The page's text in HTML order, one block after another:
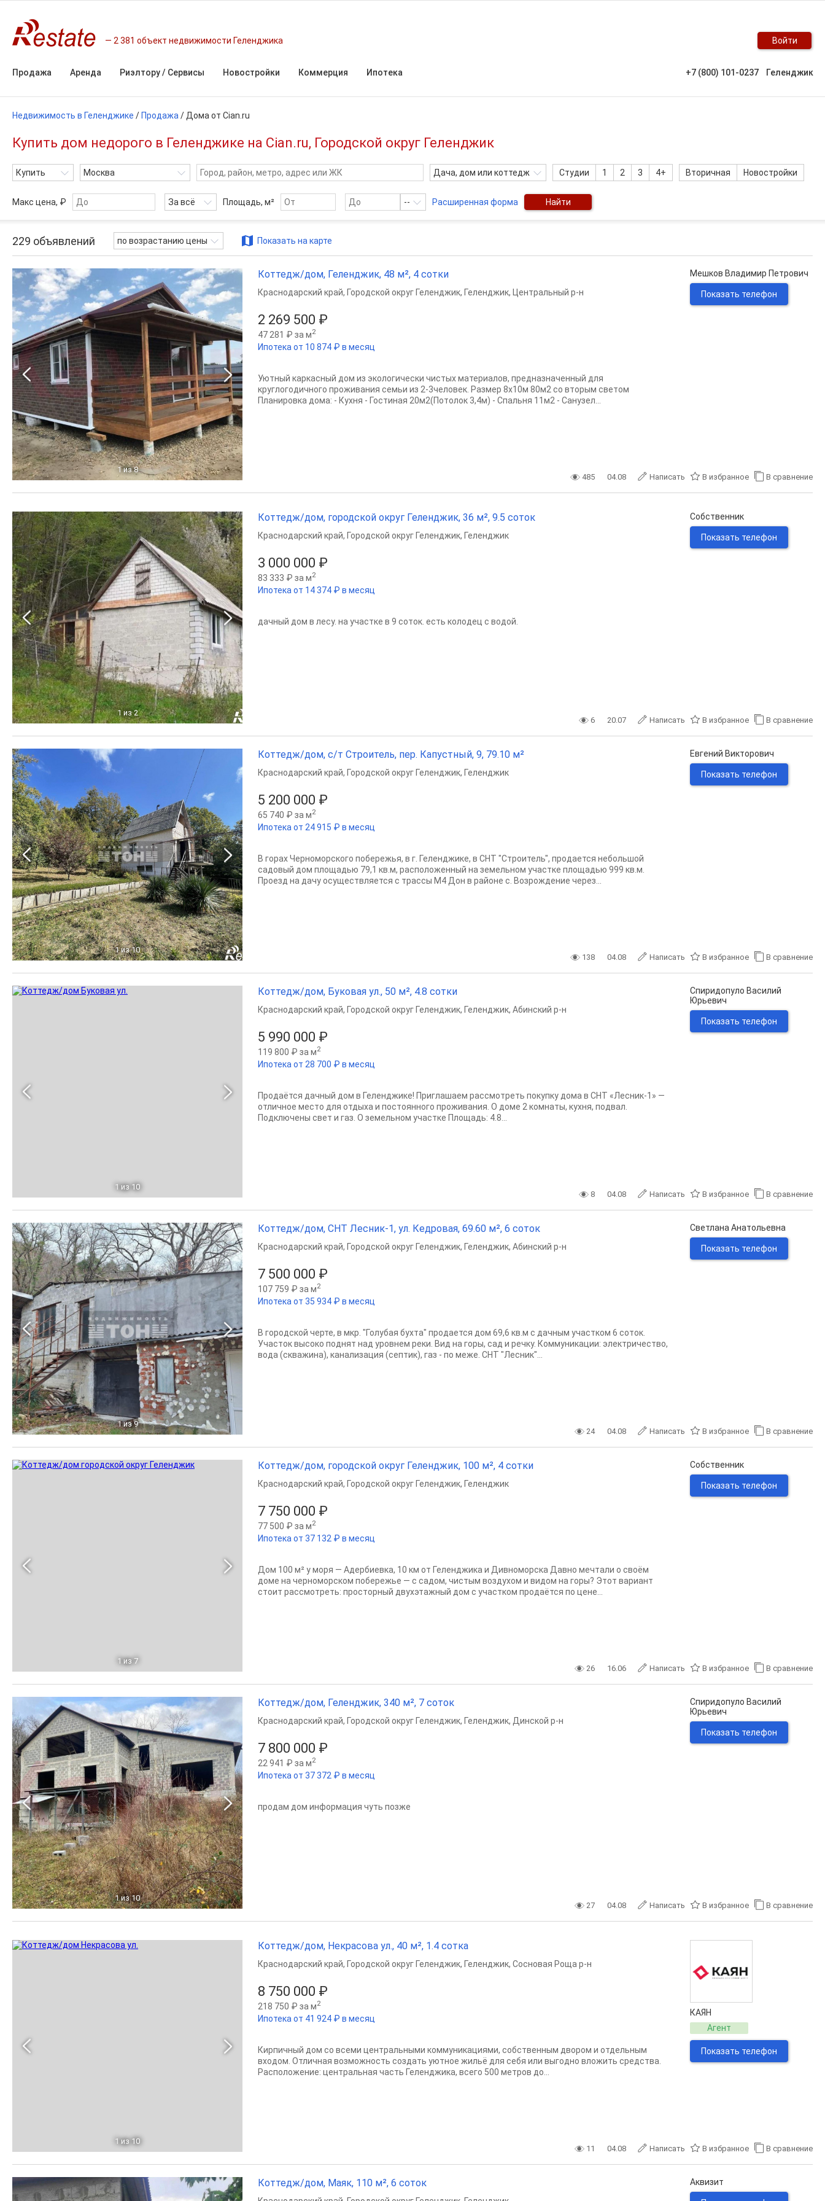
2 381 объект недвижимости Геленджика Войти
Продажа Аренда Риэлтору / Сервисы Новостройки Коммерция Ипотека +7 (800) 101-0237 Геленджик
Недвижимость в Геленджике / Продажа / Дома от Cian.ru
Купить дом недорого в Геленджике на Cian.ru, Городской округ Геленджик
Купить Москва Дача, дом или коттедж Студии 1 2 3 4+ Вторичная Новостройки
Макс цена, ₽ За всё Площадь, м² -- Расширенная форма Найти
229 объявлений по возрастанию цены Показать на карте
1 из 8
Коттедж/дом, Геленджик, 48 м², 4 сотки
2 269 500 ₽
47 281 ₽ за м2
Ипотека от 10 874 ₽ в месяц
Краснодарский край, Городской округ Геленджик, Геленджик, Центральный р-н
Уютный каркасный дом из экологически чистых материалов, предназначенный для
круглогодичного проживания семьи из 2-3человек. Размер 8х10м 80м2 со вторым светом
Планировка дома: - Кухня - Гостиная 20м2(Потолок 3,4м) - Спальня 11м2 - Санузел...
Мешков Владимир Петрович
Показать телефон
485 04.08 Написать В избранное В сравнение
1 из 2
Коттедж/дом, городской округ Геленджик, 36 м², 9.5 соток
3 000 000 ₽
83 333 ₽ за м2
Ипотека от 14 374 ₽ в месяц
Краснодарский край, Городской округ Геленджик, Геленджик
дачный дом в лесу. на участке в 9 соток. есть колодец с водой.
Собственник
Показать телефон
6 20.07 Написать В избранное В сравнение
1 из 10
Коттедж/дом, с/т Строитель, пер. Капустный, 9, 79.10 м²
5 200 000 ₽
65 740 ₽ за м2
Ипотека от 24 915 ₽ в месяц
Краснодарский край, Городской округ Геленджик, Геленджик
В горах Черноморского побережья, в г. Геленджике, в СНТ "Строитель", продается небольшой
садовый дом площадью 79,1 кв.м, расположенный на земельном участке площадью 999 кв.м.
Проезд на дачу осуществляется с трассы М4 Дон в районе с. Возрождение через...
Евгений Викторович
Показать телефон
138 04.08 Написать В избранное В сравнение
1 из 10
Коттедж/дом, Буковая ул., 50 м², 4.8 сотки
5 990 000 ₽
119 800 ₽ за м2
Ипотека от 28 700 ₽ в месяц
Краснодарский край, Городской округ Геленджик, Геленджик, Абинский р-н
Продаётся дачный дом в Геленджике! Приглашаем рассмотреть покупку дома в СНТ «Лесник-1» —
отличное место для отдыха и постоянного проживания. О доме 2 комнаты, кухня, подвал.
Подключены свет и газ. О земельном участке Площадь: 4.8...
Спиридопуло Василий
Юрьевич
Показать телефон
8 04.08 Написать В избранное В сравнение
1 из 9
Коттедж/дом, СНТ Лесник-1, ул. Кедровая, 69.60 м², 6 соток
7 500 000 ₽
107 759 ₽ за м2
Ипотека от 35 934 ₽ в месяц
Краснодарский край, Городской округ Геленджик, Геленджик, Абинский р-н
В городской черте, в мкр. "Голубая бухта" продается дом 69,6 кв.м с дачным участком 6 соток.
Участок высоко поднят над уровнем реки. Вид на горы, сад и речку. Коммуникации: электричество,
вода (скважина), канализация (септик), газ - по меже. СНТ "Лесник"...
Светлана Анатольевна
Показать телефон
24 04.08 Написать В избранное В сравнение
1 из 7
Коттедж/дом, городской округ Геленджик, 100 м², 4 сотки
7 750 000 ₽
77 500 ₽ за м2
Ипотека от 37 132 ₽ в месяц
Краснодарский край, Городской округ Геленджик, Геленджик
Дом 100 м² у моря — Адербиевка, 10 км от Геленджика и Дивноморска Давно мечтали о своём
доме на черноморском побережье — с садом, чистым воздухом и видом на горы? Этот вариант
стоит рассмотреть: просторный двухэтажный дом с участком продаётся по цене...
Собственник
Показать телефон
26 16.06 Написать В избранное В сравнение
1 из 10
Коттедж/дом, Геленджик, 340 м², 7 соток
7 800 000 ₽
22 941 ₽ за м2
Ипотека от 37 372 ₽ в месяц
Краснодарский край, Городской округ Геленджик, Геленджик, Динской р-н
продам дом информация чуть позже
Спиридопуло Василий
Юрьевич
Показать телефон
27 04.08 Написать В избранное В сравнение
1 из 10
Коттедж/дом, Некрасова ул., 40 м², 1.4 сотка
8 750 000 ₽
218 750 ₽ за м2
Ипотека от 41 924 ₽ в месяц
Краснодарский край, Городской округ Геленджик, Геленджик, Сосновая Роща р-н
Кирпичный дом со всеми центральными коммуникациями, собственным двором и отдельным
входом. Отличная возможность создать уютное жильё для себя или выгодно вложить средства.
Расположение: центральная часть Геленджика, всего 500 метров до...
КАЯН
Агент
Показать телефон
11 04.08 Написать В избранное В сравнение
Коттедж/дом, Маяк, 110 м², 6 соток Аквизит